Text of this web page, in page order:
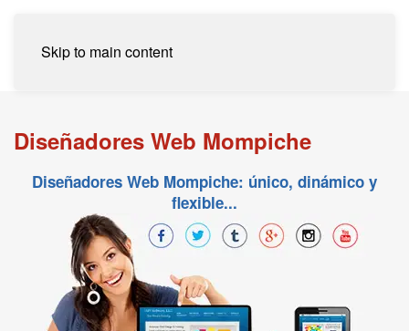
Skip to main content
Diseñadores Web Mompiche
Diseñadores Web Mompiche: único, dinámico y
flexible...